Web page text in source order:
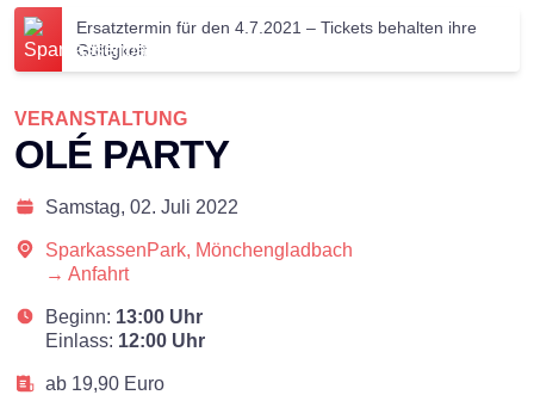
Ersatztermin für den 4.7.2021 – Tickets behalten ihre
Gültigkeit
VERANSTALTUNG
OLÉ PARTY
Samstag, 02. Juli 2022
SparkassenPark, Mönchengladbach
→ Anfahrt
Beginn: 13:00 Uhr
Einlass: 12:00 Uhr
ab 19,90 Euro